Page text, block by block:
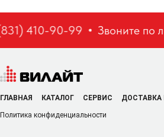
410-90-99 Звоните по
ГЛАВНАЯ КАТАЛОГ СЕРВИС ДОСТАВКА
Политика конфиденциальности